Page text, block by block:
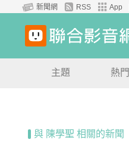
新聞網 RSS App
主題 熱門
與 陳學聖 相關的新聞